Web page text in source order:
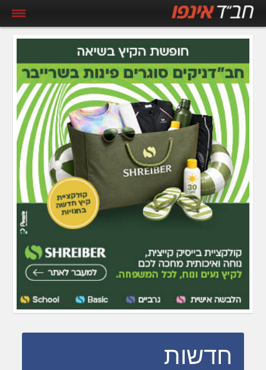
חדשות